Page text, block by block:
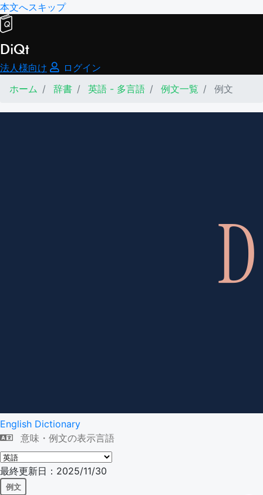
本文へスキップ
DiQt
法人様向け
ログイン
ホーム
辞書 英語 - 多言語 例文一覧 例文
English Dictionary
意味・例文の表示言語
最終更新日：2025/11/30
例文